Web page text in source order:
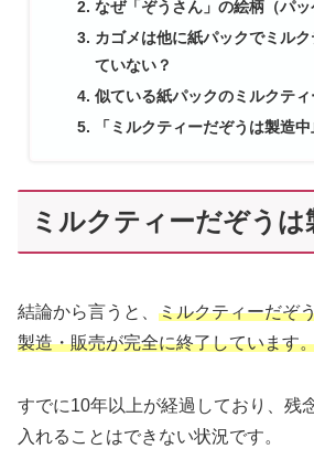
なぜ「ぞうさん」の絵柄（パッ
カゴメは他に紙パックでミル
ていない？
似ている紙パックのミルクテ
「ミルクティーだぞうは製造
ミルクティーだぞうは
結論から言うと、 ミルクティーだぞ
製造・販売が完全に終了しています
すでに10年以上が経過しており、残
入れることはできない状況です。